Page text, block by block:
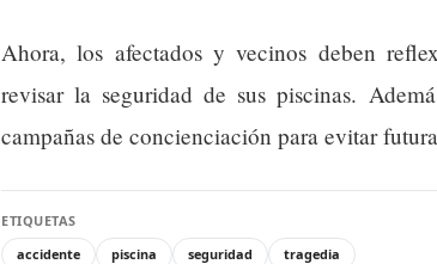
Ahora, los afectados y vecinos deben
revisar la seguridad de sus piscinas.
campañas de concienciación para evitar
ETIQUETAS
accidente
piscina seguridad tragedia